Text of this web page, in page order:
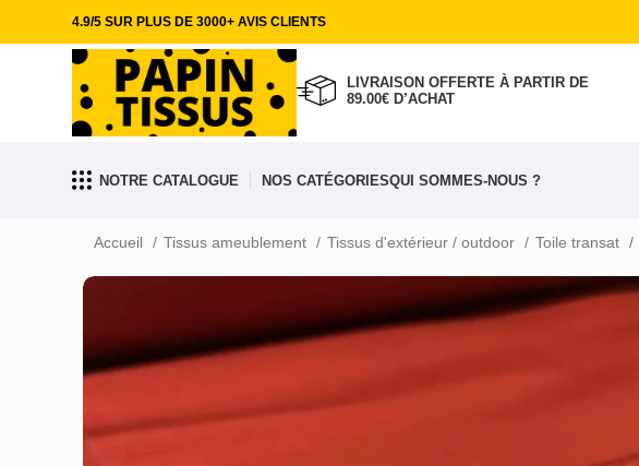
4.9/5 SUR PLUS DE 3000+ AVIS CLIENTS
LIVRAISON OFFERTE À PARTIR DE
89.00€ D’ACHAT
NOTRE CATALOGUE NOS CATÉGORIESQUI SOMMES-NOUS ?
Accueil Tissus ameublement Tissus d'extérieur / outdoor Toile transat